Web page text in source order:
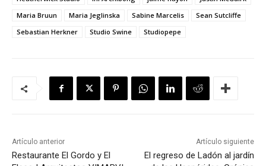
Maria Bruun
Maria Jeglinska Sabine Marcelis
Sean Sutcliffe
Sebastian Herkner
Studio Swine Studiopepe
Artículo anterior
Restaurante El Gordo y El
Artículo siguiente
El regreso de Ladón al jardín